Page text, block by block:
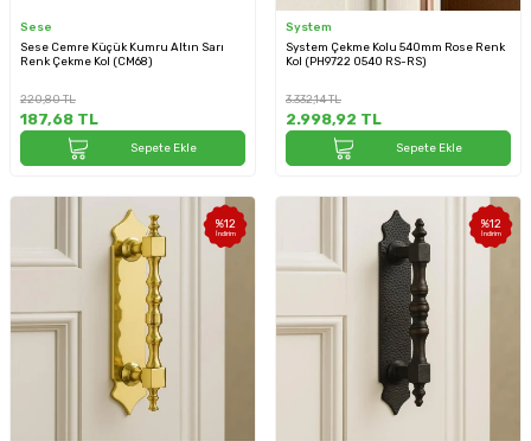
Sese
Sese Cemre Küçük Kumru Altın Sarı
Renk Çekme Kol (CM68)
220,80TL
187,68 TL
Sepete Ekle
System
System Çekme Kolu 540mm Rose Renk
Kol (PH9722 0540 RS-RS)
3.332,14TL
2.998,92 TL
Sepete Ekle
%12
İndirim
%12
İndirim